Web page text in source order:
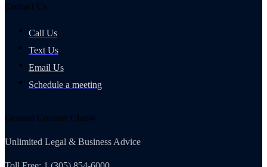
Contact Us
Call Us
Text Us
Email Us
Schedule a meeting
General Counsel Club®
Unlimited Legal & Business Advice